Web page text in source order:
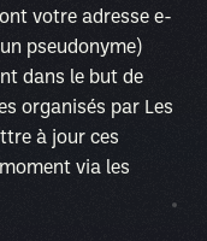
votre adresse e-
pseudonyme)
dans le but de
organisés par Les
à jour ces
via les